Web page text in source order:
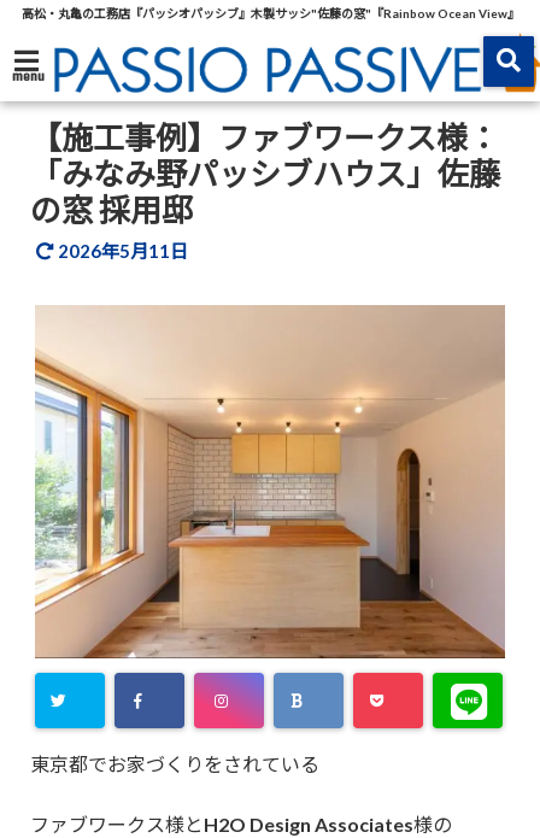
高松・丸亀の工務店『パッシオパッシブ』木製サッシ"佐藤の窓"『Rainbow Ocean View』
menu
【施工事例】ファブワークス様：
「みなみ野パッシブハウス」佐藤
の窓 採用邸
2026年5月11日
東京都でお家づくりをされている
ファブワークス様とH2O Design Associates様の